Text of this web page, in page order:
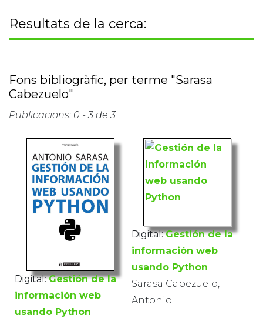
Resultats de la cerca:
Fons bibliogràfic, per terme "Sarasa
Cabezuelo"
Publicacions: 0 - 3 de 3
Digital: Gestión de la
información web
usando Python
Digital: Gestión de la
información web
usando Python
Sarasa Cabezuelo,
Antonio